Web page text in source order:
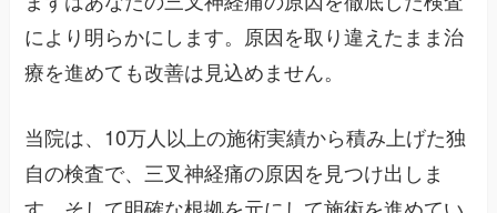
により明らかにします。原因を取り違えたまま治
療を進めても改善は見込めません。
当院は、10万人以上の施術実績から積み上げた独
自の検査で、三叉神経痛の原因を見つけ出しま
す。そして明確な根拠を元にして施術を進めてい